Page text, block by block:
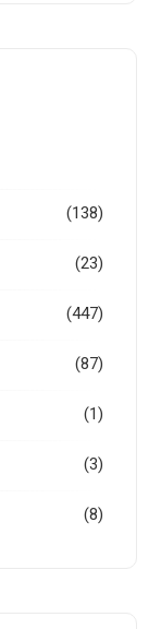
(138)
(23)
(447)
(87)
(1)
(3)
(8)